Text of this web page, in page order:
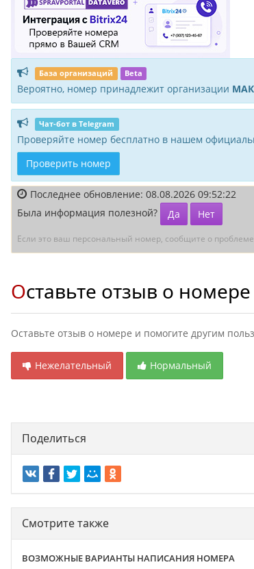
База организаций Beta
Вероятно, номер принадлежит организации
Чат-бот в Telegram
Проверяйте номер бесплатно в нашем
Проверить номер
Последнее обновление: 08.08.2026 09:52:22
Была информация полезной?
Да Нет
Если это ваш персональный номер, сообщите о проблеме
Оставьте отзыв о номере
Оставьте отзыв о номере и помогите другим
Нежелательный Нормальный
Поделиться
Смотрите также
ВОЗМОЖНЫЕ ВАРИАНТЫ НАПИСАНИЯ НОМЕРА